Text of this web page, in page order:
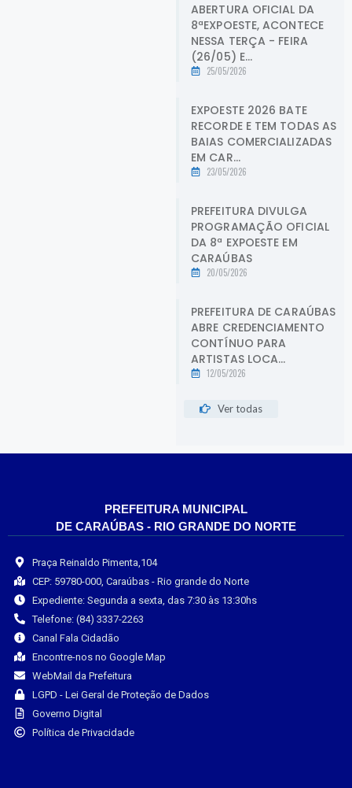
ABERTURA OFICIAL DA
8ªEXPOESTE, ACONTECE
NESSA TERÇA - FEIRA
(26/05) E...
25/05/2026
EXPOESTE 2026 BATE
RECORDE E TEM TODAS AS
BAIAS COMERCIALIZADAS
EM CAR...
23/05/2026
PREFEITURA DIVULGA
PROGRAMAÇÃO OFICIAL
DA 8ª EXPOESTE EM
CARAÚBAS
20/05/2026
PREFEITURA DE CARAÚBAS
ABRE CREDENCIAMENTO
CONTÍNUO PARA
ARTISTAS LOCA...
12/05/2026
Ver todas
PREFEITURA MUNICIPAL
DE CARAÚBAS - RIO GRANDE DO NORTE
Praça Reinaldo Pimenta,104
CEP: 59780-000, Caraúbas - Rio grande do Norte
Expediente: Segunda a sexta, das 7:30 às 13:30hs
Telefone: (84) 3337-2263
Canal Fala Cidadão
Encontre-nos no Google Map
WebMail da Prefeitura
LGPD - Lei Geral de Proteção de Dados
Governo Digital
Política de Privacidade